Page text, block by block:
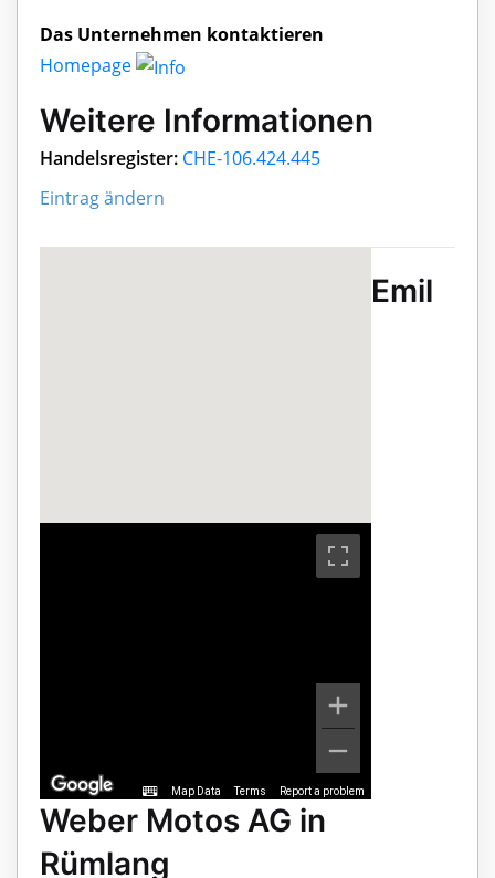
Das Unternehmen kontaktieren
Homepage
Weitere Informationen
Handelsregister: CHE-106.424.445
Eintrag ändern
Map Data Terms Report a problem
Emil
Weber Motos AG in
Rümlang